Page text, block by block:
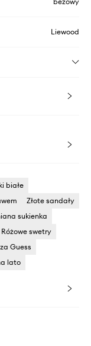
Liewood
białe
Złote sandały
sukienka
Różowe swetry
Guess
lato